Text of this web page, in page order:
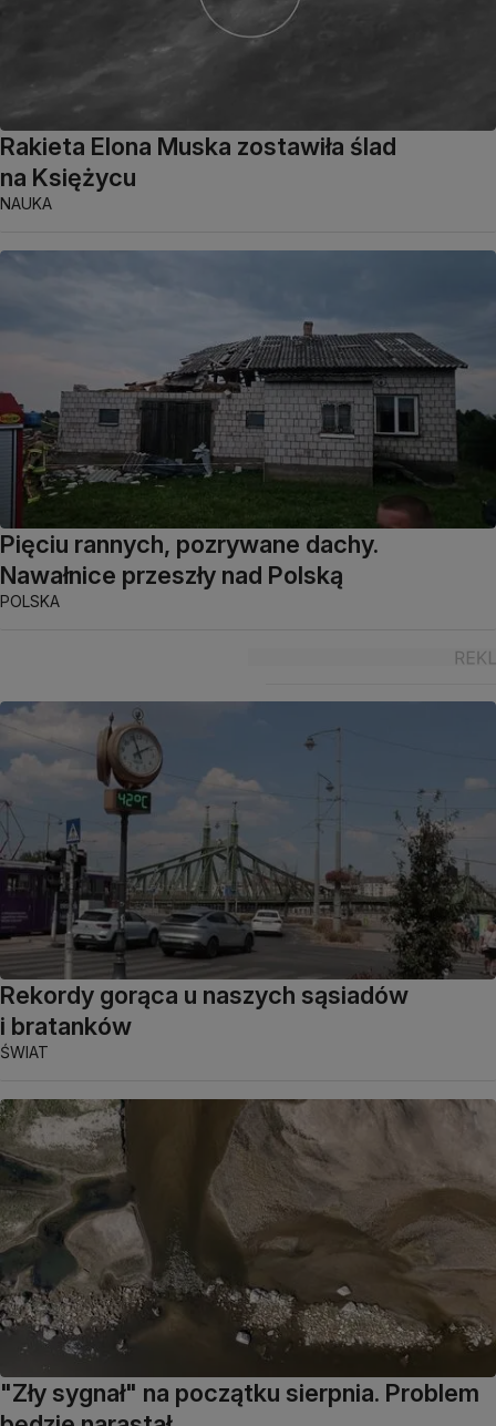
Rakieta Elona Muska zostawiła ślad
na Księżycu
NAUKA
Pięciu rannych, pozrywane dachy.
Nawałnice przeszły nad Polską
POLSKA
Rekordy gorąca u naszych sąsiadów
i bratanków
ŚWIAT
"Zły sygnał" na początku sierpnia. Problem